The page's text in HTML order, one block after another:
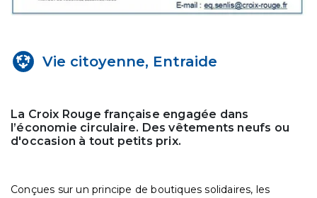
Vie citoyenne, Entraide
La Croix Rouge française engagée dans
l’économie circulaire. Des vêtements neufs ou
d'occasion à tout petits prix.
Conçues sur un principe de boutiques solidaires, les